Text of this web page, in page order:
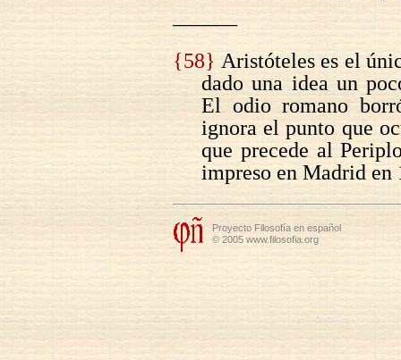
———
{58} Aristóteles es el
dado una idea un
El odio romano
ignora el punto que
que precede al
impreso en Madrid en
Proyecto Filosofía en español
© 2005 www.filosofia.org